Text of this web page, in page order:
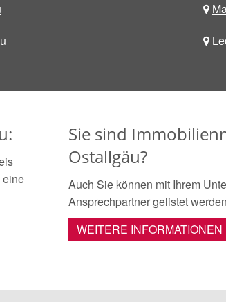
eine
Sie sind
Ostallgäu?
Auch Sie können mit Ihrem
Ansprechpartner gelistet
WEITERE INFORMATIONEN